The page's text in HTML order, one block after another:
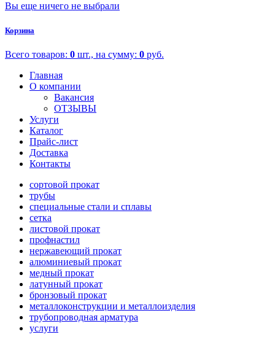
Вы еще ничего не выбрали
Корзина
Всего товаров: 0 шт., на сумму: 0 руб.
Главная
О компании
Вакансия
ОТЗЫВЫ
Услуги
Каталог
Прайс-лист
Доставка
Контакты
сортовой прокат
трубы
специальные стали и сплавы
сетка
листовой прокат
профнастил
нержавеющий прокат
алюминиевый прокат
медный прокат
латунный прокат
бронзовый прокат
металлоконструкции и металлоизделия
трубопроводная арматура
услуги